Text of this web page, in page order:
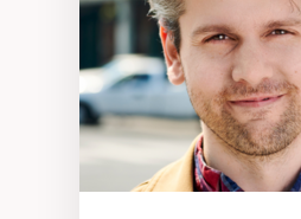
Épistémologie des
numérique et l’IA
Théorie des droits de la
La pensée politique
La pensée politique à
Justice internationale et
internationales